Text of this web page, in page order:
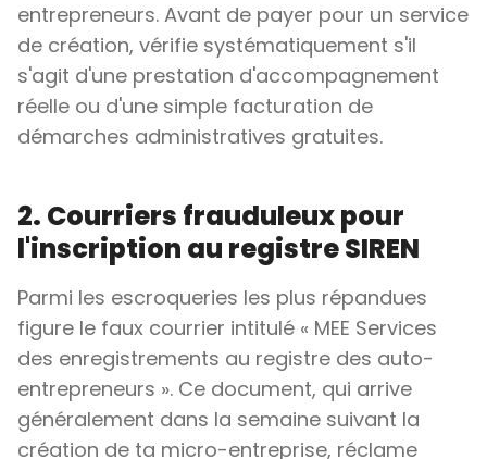
entrepreneurs. Avant de payer pour un service
de création, vérifie systématiquement s'il
s'agit d'une prestation d'accompagnement
réelle ou d'une simple facturation de
démarches administratives gratuites.
2. Courriers frauduleux pour
l'inscription au registre SIREN
Parmi les escroqueries les plus répandues
figure le faux courrier intitulé « MEE Services
des enregistrements au registre des auto-
entrepreneurs ». Ce document, qui arrive
généralement dans la semaine suivant la
création de ta micro-entreprise, réclame